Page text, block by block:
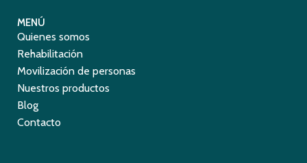
MENÚ
Quienes somos
Rehabilitación
Movilización de personas
Nuestros productos
Blog
Contacto